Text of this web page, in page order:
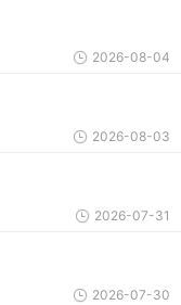
2026-08-04
2026-08-03
2026-07-31
2026-07-30